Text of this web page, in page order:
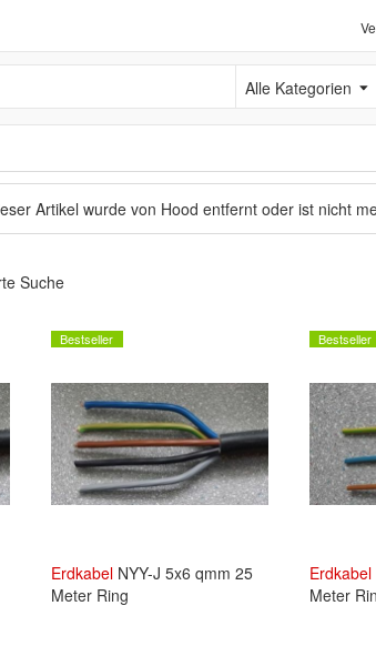
Alle Kategorien
Artikel wurde von Hood entfernt oder ist nicht
Suche
Bestseller
Erdkabel NYY-J 5x6 qmm 25
Meter Ring
Bestseller
Erdkabel
Meter